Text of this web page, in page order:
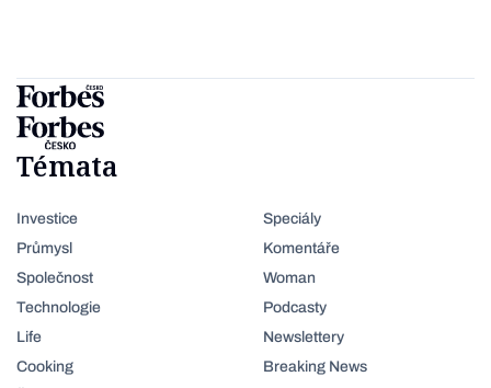
Témata
Investice
Průmysl
Společnost
Technologie
Life
Cooking
Speciály
Komentáře
Woman
Podcasty
Newslettery
Breaking News